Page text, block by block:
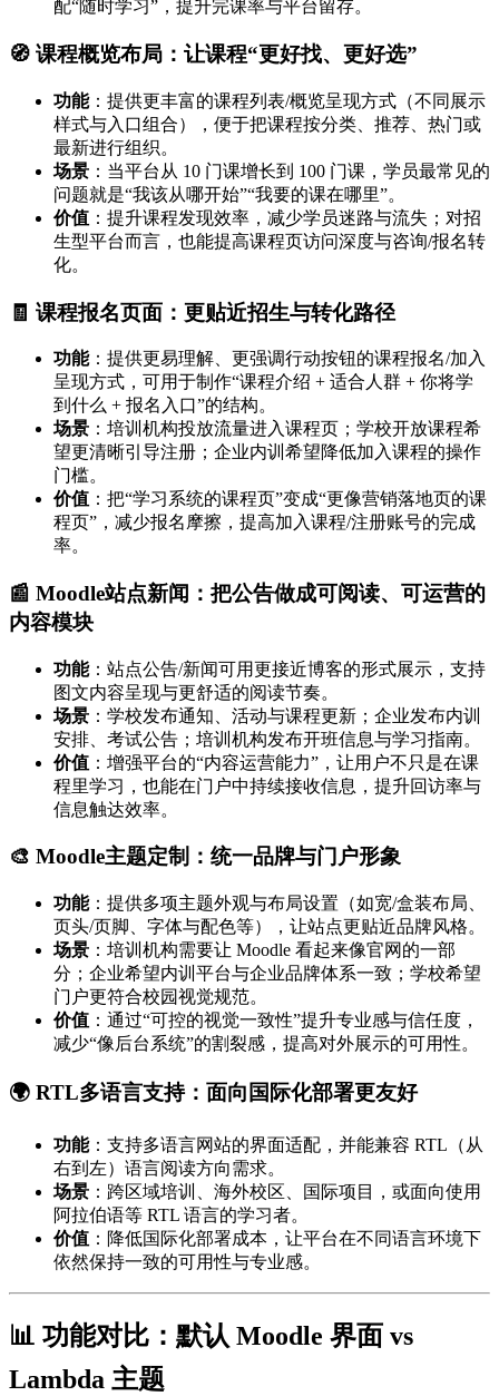
配“随时学习”，提升完课率与平台留存。
🧭 课程概览布局：让课程“更好找、更好选”
功能：提供更丰富的课程列表/概览呈现方式（不同展示
样式与入口组合），便于把课程按分类、推荐、热门或
最新进行组织。
场景 ：当平台从 10 门课增长到 100 门课，学员最常见的
问题就是“我该从哪开始”“我要的课在哪里”。
价值 ：提升课程发现效率，减少学员迷路与流失；对招
生型平台而言，也能提高课程页访问深度与咨询/报名转
化。
🧾 课程报名页面：更贴近招生与转化路径
功能：提供更易理解、更强调行动按钮的课程报名/加入
呈现方式，可用于制作“课程介绍 + 适合人群 + 你将学
到什么 + 报名入口”的结构。
场景 ：培训机构投放流量进入课程页；学校开放课程希
望更清晰引导注册；企业内训希望降低加入课程的操作
门槛。
价值 ：把“学习系统的课程页”变成“更像营销落地页的课
程页”，减少报名摩擦，提高加入课程/注册账号的完成
率。
📰 Moodle站点新闻：把公告做成可阅读、可运营的
内容模块
功能：站点公告/新闻可用更接近博客的形式展示，支持
图文内容呈现与更舒适的阅读节奏。
场景 ：学校发布通知、活动与课程更新；企业发布内训
安排、考试公告；培训机构发布开班信息与学习指南。
价值 ：增强平台的“内容运营能力”，让用户不只是在课
程里学习，也能在门户中持续接收信息，提升回访率与
信息触达效率。
🎨 Moodle主题定制：统一品牌与门户形象
功能：提供多项主题外观与布局设置（如宽/盒装布局、
页头/页脚、字体与配色等），让站点更贴近品牌风格。
场景 ：培训机构需要让 Moodle 看起来像官网的一部
分；企业希望内训平台与企业品牌体系一致；学校希望
门户更符合校园视觉规范。
价值 ：通过“可控的视觉一致性”提升专业感与信任度，
减少“像后台系统”的割裂感，提高对外展示的可用性。
🌍 RTL多语言支持：面向国际化部署更友好
功能：支持多语言网站的界面适配，并能兼容 RTL（从
右到左）语言阅读方向需求。
场景 ：跨区域培训、海外校区、国际项目，或面向使用
阿拉伯语等 RTL 语言的学习者。
价值 ：降低国际化部署成本，让平台在不同语言环境下
依然保持一致的可用性与专业感。
📊 功能对比：默认 Moodle 界面 vs
Lambda 主题